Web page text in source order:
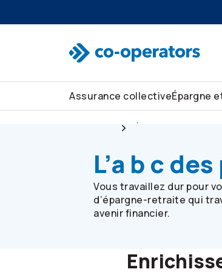
Assurance collectiveÉpargne
Épargne et retraite
L’a b c
Vous travaillez dur pour
d’épargne-retraite qui
avenir financier.